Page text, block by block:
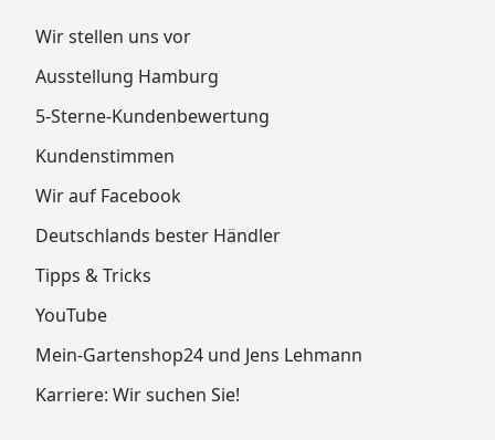
Wir stellen uns vor
Ausstellung Hamburg
5-Sterne-Kundenbewertung
Kundenstimmen
Wir auf Facebook
Deutschlands bester Händler
Tipps & Tricks
YouTube
Mein-Gartenshop24 und Jens Lehmann
Karriere: Wir suchen Sie!